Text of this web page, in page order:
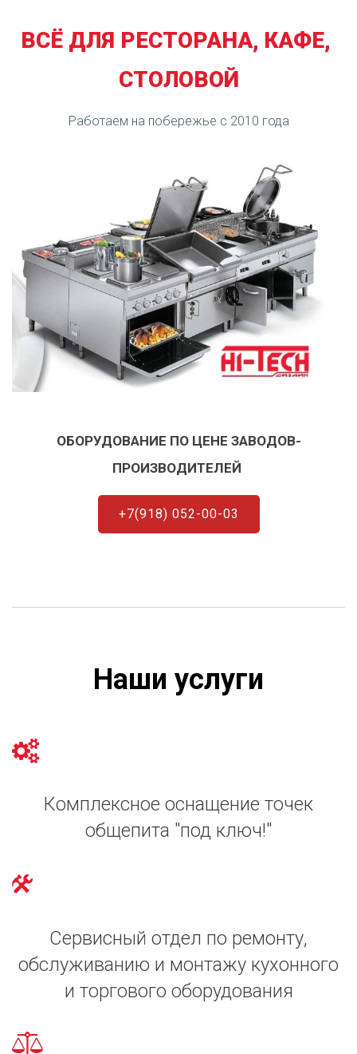
ВСЁ ДЛЯ РЕСТОРАНА, КАФЕ,
СТОЛОВОЙ
Работаем на побережье с 2010 года
ОБОРУДОВАНИЕ ПО ЦЕНЕ ЗАВОДОВ-
ПРОИЗВОДИТЕЛЕЙ
+7(918) 052-00-03
Наши услуги
Комплексное оснащение точек
общепита "под ключ!"
Сервисный отдел по ремонту,
обслуживанию и монтажу кухонного
и торгового оборудования